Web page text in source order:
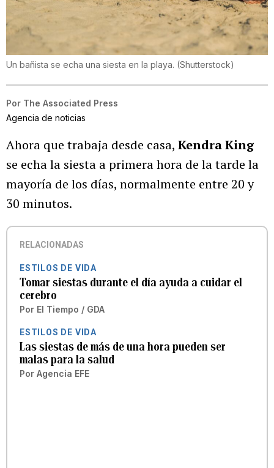
Un bañista se echa una siesta en la playa. (Shutterstock)
Por The Associated Press
Agencia de noticias
Ahora que trabaja desde casa, Kendra King
se echa la siesta a primera hora de la tarde la
mayoría de los días, normalmente entre 20 y
30 minutos.
RELACIONADAS
ESTILOS DE VIDA
Tomar siestas durante el día ayuda a cuidar el
cerebro
Por El Tiempo / GDA
ESTILOS DE VIDA
Las siestas de más de una hora pueden ser
malas para la salud
Por Agencia EFE